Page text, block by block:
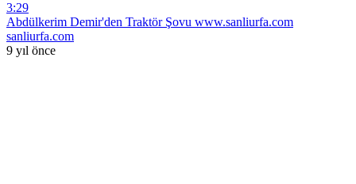
3:29
Abdülkerim Demir'den Traktör Şovu www.sanliurfa.com
sanliurfa.com
9 yıl önce